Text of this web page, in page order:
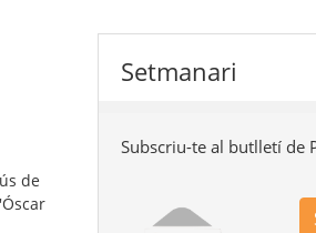
de
Setmanari
Subscriu-te al butlletí de